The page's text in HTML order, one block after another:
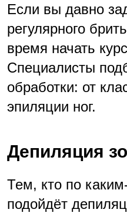
Если вы давно
регулярного
время начать
Специалисты
обработки: от
эпиляции ног.
Депиляция
Тем, кто по
подойдёт